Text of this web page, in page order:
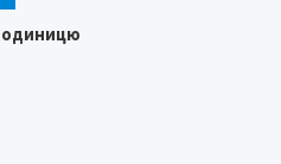
одиницю